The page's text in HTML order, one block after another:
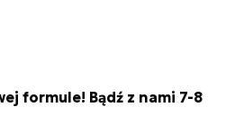
formule! Bądź z nami 7-8